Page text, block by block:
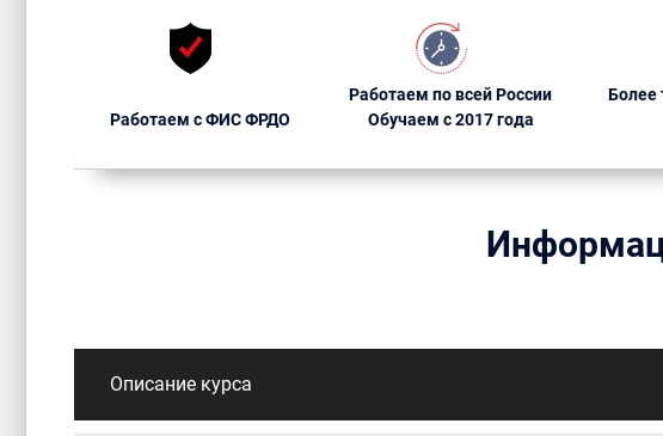
Работаем с ФИС ФРДО
Работаем по всей России
Обучаем с 2017 года
Более
Описание курса